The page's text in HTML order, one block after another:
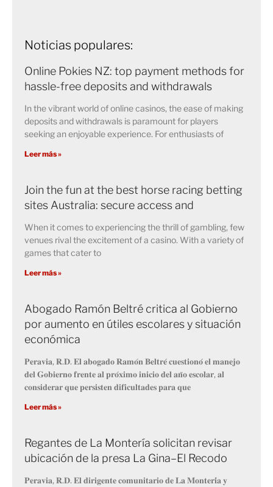
Noticias populares:
Online Pokies NZ: top payment methods for
hassle-free deposits and withdrawals
In the vibrant world of online casinos, the ease of making
deposits and withdrawals is paramount for players
seeking an enjoyable experience. For enthusiasts of
Leer más »
Join the fun at the best horse racing betting
sites Australia: secure access and
When it comes to experiencing the thrill of gambling, few
venues rival the excitement of a casino. With a variety of
games that cater to
Leer más »
Abogado Ramón Beltré critica al Gobierno
por aumento en útiles escolares y situación
económica
𝐏𝐞𝐫𝐚𝐯𝐢𝐚, 𝐑.𝐃. 𝐄𝐥 𝐚𝐛𝐨𝐠𝐚𝐝𝐨 𝐑𝐚𝐦𝐨́𝐧 𝐁𝐞𝐥𝐭𝐫𝐞́ 𝐜𝐮𝐞𝐬𝐭𝐢𝐨𝐧𝐨́ 𝐞𝐥 𝐦𝐚𝐧𝐞𝐣𝐨
𝐝𝐞𝐥 𝐆𝐨𝐛𝐢𝐞𝐫𝐧𝐨 𝐟𝐫𝐞𝐧𝐭𝐞 𝐚𝐥 𝐩𝐫𝐨́𝐱𝐢𝐦𝐨 𝐢𝐧𝐢𝐜𝐢𝐨 𝐝𝐞𝐥 𝐚𝐧̃𝐨 𝐞𝐬𝐜𝐨𝐥𝐚𝐫, 𝐚𝐥
𝐜𝐨𝐧𝐬𝐢𝐝𝐞𝐫𝐚𝐫 𝐪𝐮𝐞 𝐩𝐞𝐫𝐬𝐢𝐬𝐭𝐞𝐧 𝐝𝐢𝐟𝐢𝐜𝐮𝐥𝐭𝐚𝐝𝐞𝐬 𝐩𝐚𝐫𝐚 𝐪𝐮𝐞
Leer más »
Regantes de La Montería solicitan revisar
ubicación de la presa La Gina–El Recodo
𝐏𝐞𝐫𝐚𝐯𝐢𝐚, 𝐑.𝐃. 𝐄𝐥 𝐝𝐢𝐫𝐢𝐠𝐞𝐧𝐭𝐞 𝐜𝐨𝐦𝐮𝐧𝐢𝐭𝐚𝐫𝐢𝐨 𝐝𝐞 𝐋𝐚 𝐌𝐨𝐧𝐭𝐞𝐫𝐢́𝐚 𝐲